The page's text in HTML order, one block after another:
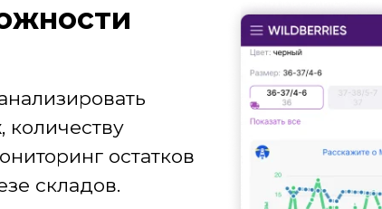
остатков
складов.